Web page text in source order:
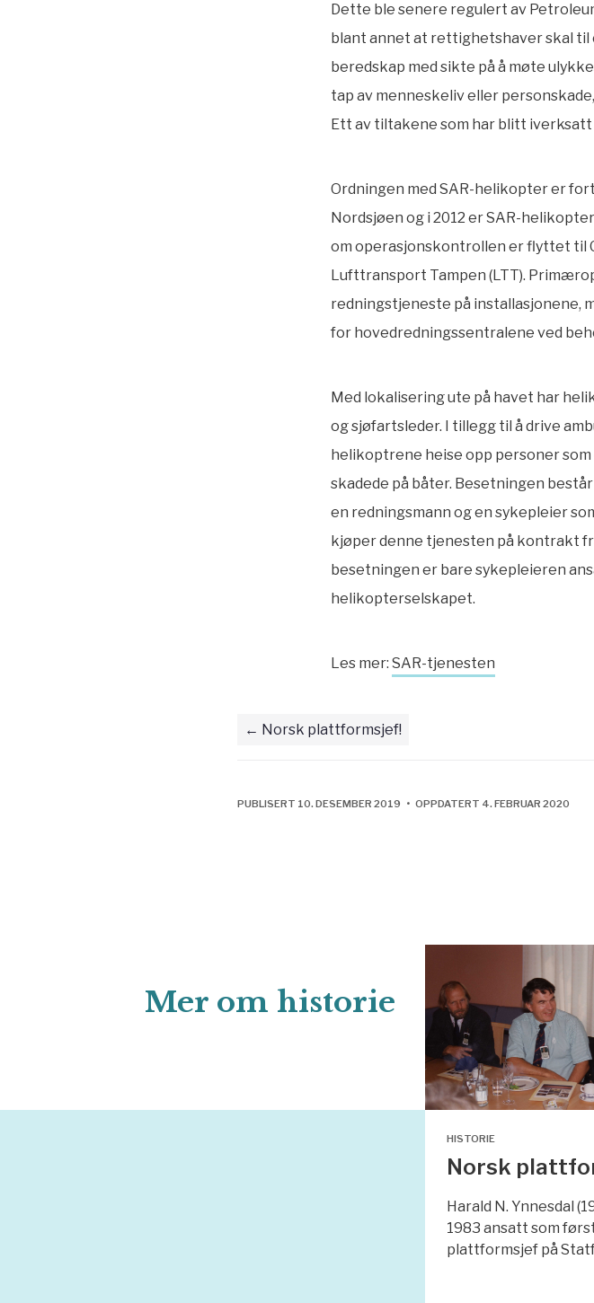
Dette ble senere regulert av
blant annet at rettighetshaver skal
beredskap med sikte på å møte
tap av menneskeliv eller
Ett av tiltakene som har blitt
Ordningen med SAR-helikopter er
Nordsjøen og i 2012 er SAR-
om operasjonskontrollen er flyttet til
Lufttransport Tampen (LTT).
redningstjeneste på installasjonene,
for hovedredningssentralene ved
Med lokalisering ute på havet har
og sjøfartsleder. I tillegg til å drive
helikoptrene heise opp personer
skadede på båter. Besetningen
en redningsmann og en sykepleier
kjøper denne tjenesten på kontrakt
besetningen er bare sykepleieren
helikopterselskapet.
Les mer: SAR-tjenesten
Norsk plattformsjef!
PUBLISERT 10. DESEMBER 2019 • OPPDATERT 4. FEBRUAR 2020
Mer om historie
HISTORIE
Norsk
Harald N. Ynnesdal
1983 ansatt som
plattformsjef på